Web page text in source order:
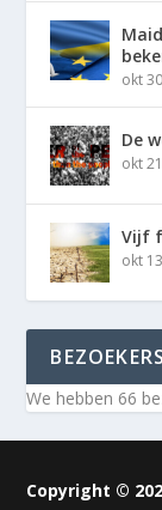
okt
De
okt
Vijf
okt
We hebben 66
Copyright ©